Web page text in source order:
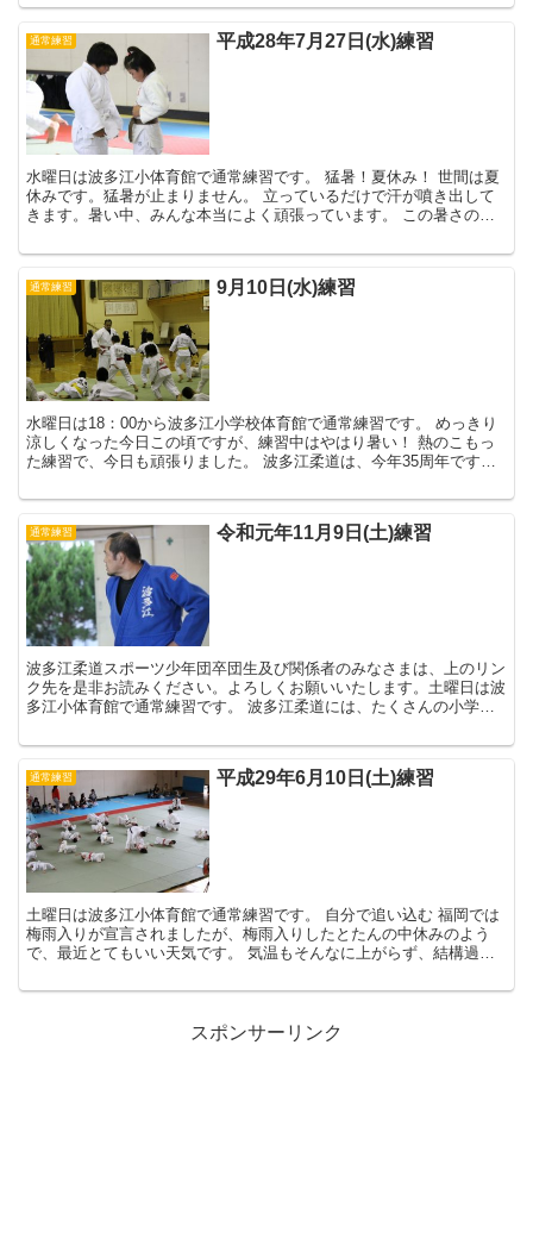
通常練習 平成28年7月27日(水)練習
水曜日は波多江小体育館で通常練習です。 猛暑！夏休み！ 世間は夏
休みです。猛暑が止まりません。 立っているだけで汗が噴き出して
きます。暑い中、みんな本当によく頑張っています。 この暑さの中
通常練習 9月10日(水)練習
水曜日は18：00から波多江小学校体育館で通常練習です。 めっきり
涼しくなった今日この頃ですが、練習中はやはり暑い！ 熱のこもっ
た練習で、今日も頑張りました。 波多江柔道は、今年35周年です。
通常練習 令和元年11月9日(土)練習
波多江柔道スポーツ少年団卒団生及び関係者のみなさまは、上のリン
ク先を是非お読みください。よろしくお願いいたします。土曜日は波
多江小体育館で通常練習です。 波多江柔道には、たくさんの小学校
通常練習 平成29年6月10日(土)練習
土曜日は波多江小体育館で通常練習です。 自分で追い込む 福岡では
梅雨入りが宣言されましたが、梅雨入りしたとたんの中休みのよう
で、最近とてもいい天気です。 気温もそんなに上がらず、結構過ご
スポンサーリンク